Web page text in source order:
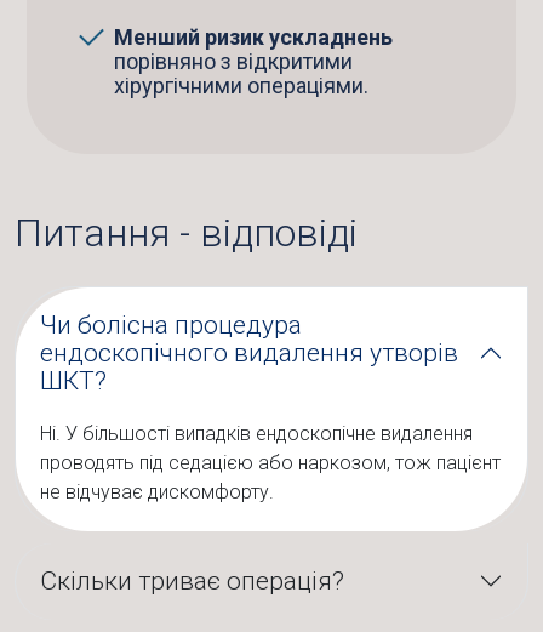
Менший ризик ускладнень
порівняно з відкритими
хірургічними операціями.
Питання - відповіді
Чи болісна процедура
ендоскопічного видалення утворів
ШКТ?
Ні. У більшості випадків ендоскопічне видалення
проводять під седацією або наркозом, тож пацієнт
не відчуває дискомфорту.
Скільки триває операція?